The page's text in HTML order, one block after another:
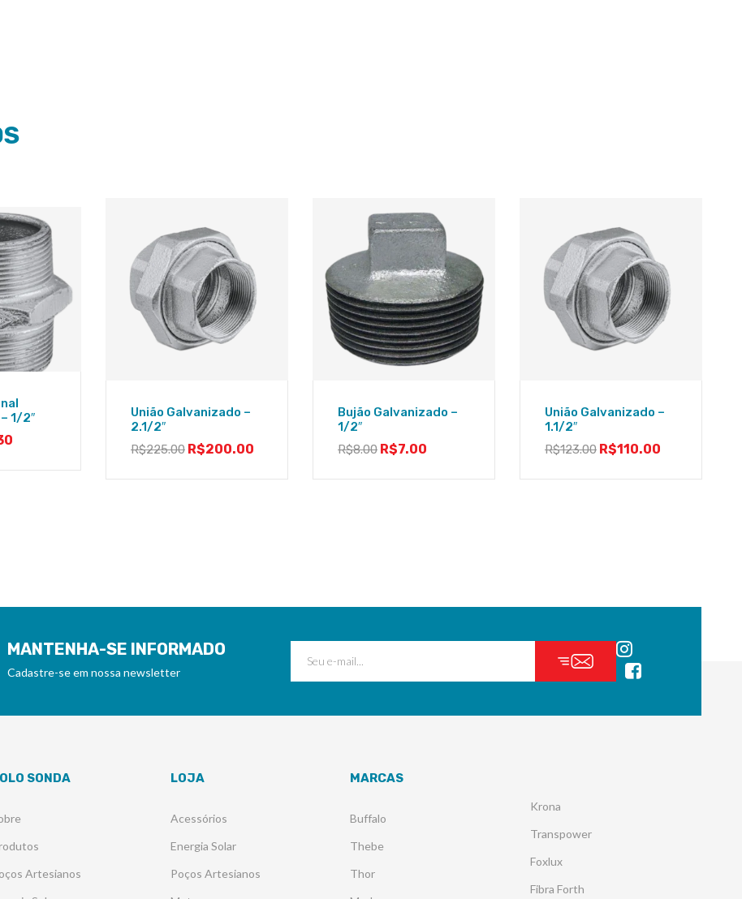
1/2″
União Galvanizado –
2.1/2″
R$225.00 R$200.00
Bujão Galvanizado –
1/2″
R$8.00 R$7.00
União Galvanizado –
1.1/2″
R$123.00 R$110.00
MANTENHA-SE INFORMADO
Cadastre-se em nossa newsletter
SONDA
Artesianos
LOJA
Acessórios
Energia Solar
Poços Artesianos
MARCAS
Buffalo
Thebe
Thor
Krona
Transpower
Foxlux
Fibra Forth